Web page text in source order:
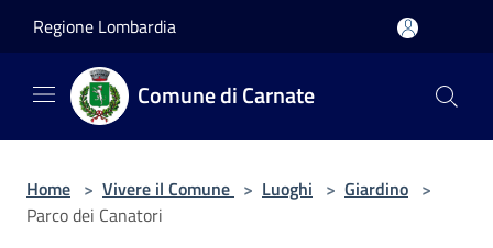
Regione Lombardia
Comune di Carnate
Home > Vivere il Comune > Luoghi > Giardino >
Parco dei Canatori